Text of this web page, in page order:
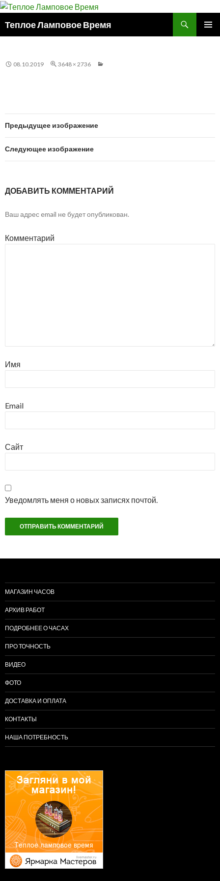
Теплое Ламповое Время
08.10.2019 3648 × 2736
Предыдущее изображение
Следующее изображение
ДОБАВИТЬ КОММЕНТАРИЙ
Ваш адрес email не будет опубликован.
Комментарий
Имя
Email
Сайт
Уведомлять меня о новых записях почтой.
МАГАЗИН ЧАСОВ
АРХИВ РАБОТ
ПОДРОБНЕЕ О ЧАСАХ
ПРО ТОЧНОСТЬ
ВИДЕО
ФОТО
ДОСТАВКА И ОПЛАТА
КОНТАКТЫ
НАША ПОТРЕБНОСТЬ